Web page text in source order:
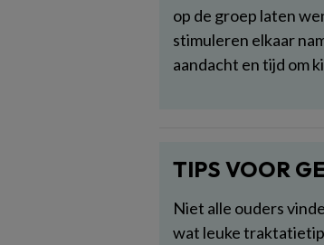
op de groep laten
stimuleren elkaar
aandacht en tijd om
TIPS VOOR
Niet alle ouders
wat leuke